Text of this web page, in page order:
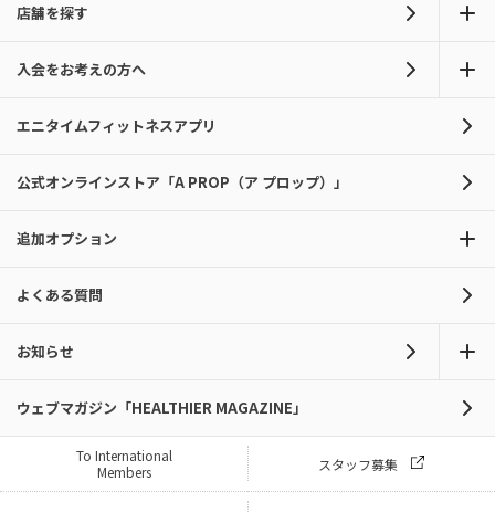
店舗を探す
入会をお考えの方へ
エニタイムフィットネスアプリ
公式オンラインストア「A PROP（ア プロップ）」
追加オプション
よくある質問
お知らせ
ウェブマガジン「HEALTHIER MAGAZINE」
To International
Members
スタッフ募集